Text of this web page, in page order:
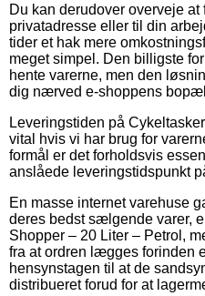
Du kan derudover overveje
privatadresse eller til din
tider et hak mere
meget simpel. Den billigste
hente varerne, men den
dig nærved e-shoppens
Leveringstiden på
vital hvis vi har brug for
formål er det forholdsvis
anslåede leveringstidspunkt
En masse internet varehuse
deres bedst sælgende varer,
Shopper – 20 Liter – Petrol,
fra at ordren lægges forinden
hensynstagen til at de
distribueret forud for at